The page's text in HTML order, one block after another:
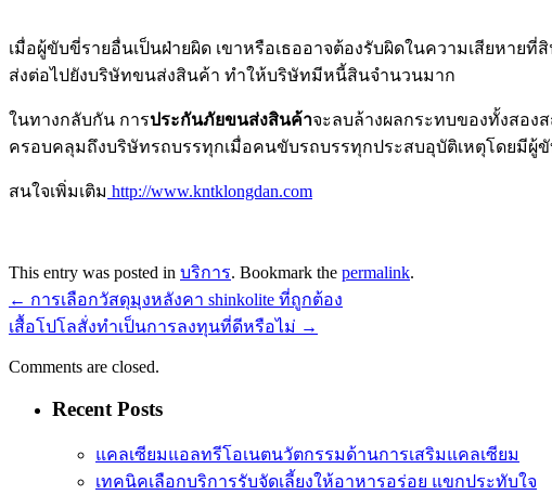
เมื่อผู้ขับขี่รายอื่นเป็นฝ่ายผิด เขาหรือเธออาจต้องรับผิดในความเสียหา
ส่งต่อไปยังบริษัทขนส่งสินค้า ทำให้บริษัทมีหนี้สินจำนวนมาก
ในทางกลับกัน การประกันภัยขนส่งสินค้าจะลบล้างผลกระทบของทั้งสอ
ครอบคลุมถึงบริษัทรถบรรทุกเมื่อคนขับรถบรรทุกประสบอุบัติเหตุโดยมีผู้
สนใจเพิ่มเติม http://www.kntklongdan.com
This entry was posted in บริการ. Bookmark the permalink.
← การเลือกวัสดุมุงหลังคา shinkolite ที่ถูกต้อง
เสื้อโปโลสั่งทำเป็นการลงทุนที่ดีหรือไม่ →
Comments are closed.
Recent Posts
แคลเซียมแอลทรีโอเนตนวัตกรรมด้านการเสริมแคลเซียม
เทคนิคเลือกบริการรับจัดเลี้ยงให้อาหารอร่อย แขกประทับใจ